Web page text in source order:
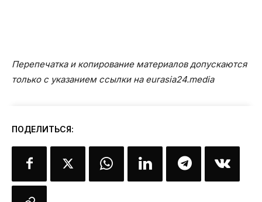
Перепечатка и копирование материалов допускаются
только с указанием ссылки на eurasia24.media
ПОДЕЛИТЬСЯ: